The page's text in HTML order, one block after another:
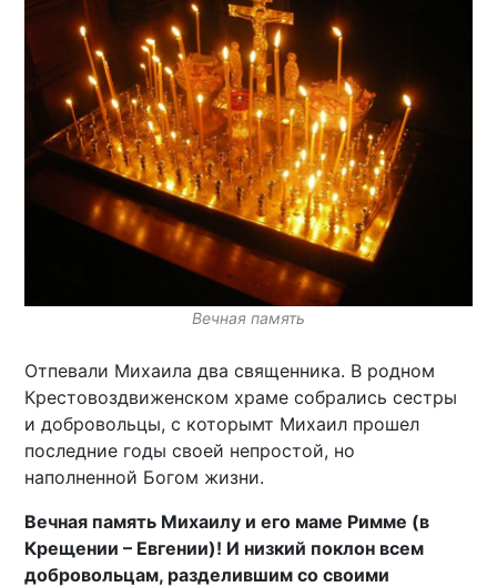
Вечная память
Отпевали Михаила два священника. В родном
Крестовоздвиженском храме собрались сестры
и добровольцы, с которымт Михаил прошел
последние годы своей непростой, но
наполненной Богом жизни.
Вечная память Михаилу и его маме Римме (в
Крещении – Евгении)! И низкий поклон всем
добровольцам, разделившим со своими